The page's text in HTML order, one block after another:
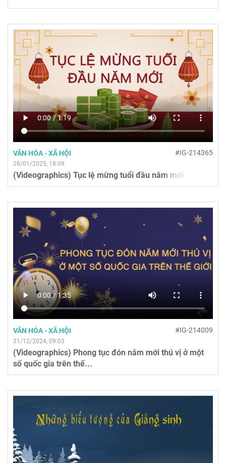
VĂN HÓA - XÃ HỘI #IG-214365
28/01/2025, 18:09
(Videographics) Tục lệ mừng tuổi đầu năm mới
VĂN HÓA - XÃ HỘI #IG-214009
31/12/2024, 09:03
(Videographics) Phong tục đón năm mới thú vị ở một
số quốc gia trên thế...